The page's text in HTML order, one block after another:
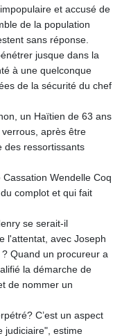
et accusé de
de la population
sans réponse.
jusque dans la
à une quelconque
de la sécurité du chef
un Haïtien de 63 ans
après être
des ressortissants
Wendelle Coq
complot et qui fait
se serait-il
l'attentat, avec Joseph
Quand un procureur a
la démarche de
de nommer un
C’est un aspect
judiciaire", estime